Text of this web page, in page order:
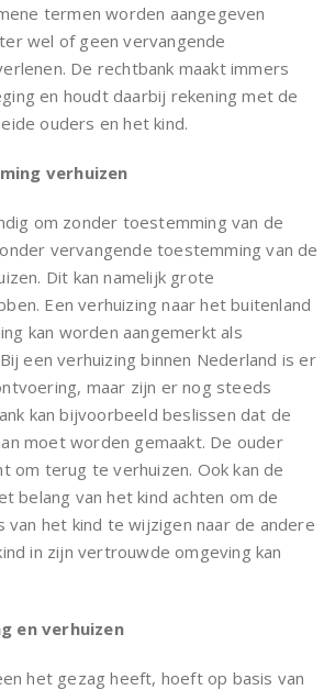
termen worden aangegeven
wel of geen vervangende
De rechtbank maakt immers
en houdt daarbij rekening met de
ouders en het kind.
verhuizen
om zonder toestemming van de
vervangende toestemming van de
Dit kan namelijk grote
Een verhuizing naar het buitenland
kan worden aangemerkt als
een verhuizing binnen Nederland is er
maar zijn er nog steeds
kan bijvoorbeeld beslissen dat de
moet worden gemaakt. De ouder
om terug te verhuizen. Ook kan de
belang van het kind achten om de
het kind te wijzigen naar de andere
in zijn vertrouwde omgeving kan
en verhuizen
het gezag heeft, hoeft op basis van